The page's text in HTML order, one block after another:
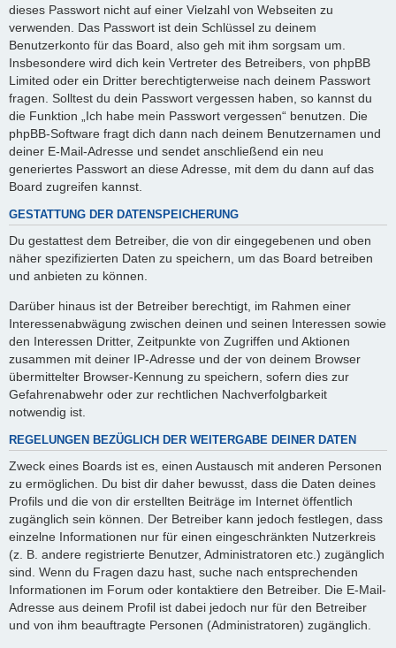
dieses Passwort nicht auf einer Vielzahl von Webseiten zu
verwenden. Das Passwort ist dein Schlüssel zu deinem
Benutzerkonto für das Board, also geh mit ihm sorgsam um.
Insbesondere wird dich kein Vertreter des Betreibers, von phpBB
Limited oder ein Dritter berechtigterweise nach deinem Passwort
fragen. Solltest du dein Passwort vergessen haben, so kannst du
die Funktion „Ich habe mein Passwort vergessen“ benutzen. Die
phpBB-Software fragt dich dann nach deinem Benutzernamen und
deiner E-Mail-Adresse und sendet anschließend ein neu
generiertes Passwort an diese Adresse, mit dem du dann auf das
Board zugreifen kannst.
GESTATTUNG DER DATENSPEICHERUNG
Du gestattest dem Betreiber, die von dir eingegebenen und oben
näher spezifizierten Daten zu speichern, um das Board betreiben
und anbieten zu können.
Darüber hinaus ist der Betreiber berechtigt, im Rahmen einer
Interessenabwägung zwischen deinen und seinen Interessen sowie
den Interessen Dritter, Zeitpunkte von Zugriffen und Aktionen
zusammen mit deiner IP-Adresse und der von deinem Browser
übermittelter Browser-Kennung zu speichern, sofern dies zur
Gefahrenabwehr oder zur rechtlichen Nachverfolgbarkeit
notwendig ist.
REGELUNGEN BEZÜGLICH DER WEITERGABE DEINER DATEN
Zweck eines Boards ist es, einen Austausch mit anderen Personen
zu ermöglichen. Du bist dir daher bewusst, dass die Daten deines
Profils und die von dir erstellten Beiträge im Internet öffentlich
zugänglich sein können. Der Betreiber kann jedoch festlegen, dass
einzelne Informationen nur für einen eingeschränkten Nutzerkreis
(z. B. andere registrierte Benutzer, Administratoren etc.) zugänglich
sind. Wenn du Fragen dazu hast, suche nach entsprechenden
Informationen im Forum oder kontaktiere den Betreiber. Die E-Mail-
Adresse aus deinem Profil ist dabei jedoch nur für den Betreiber
und von ihm beauftragte Personen (Administratoren) zugänglich.